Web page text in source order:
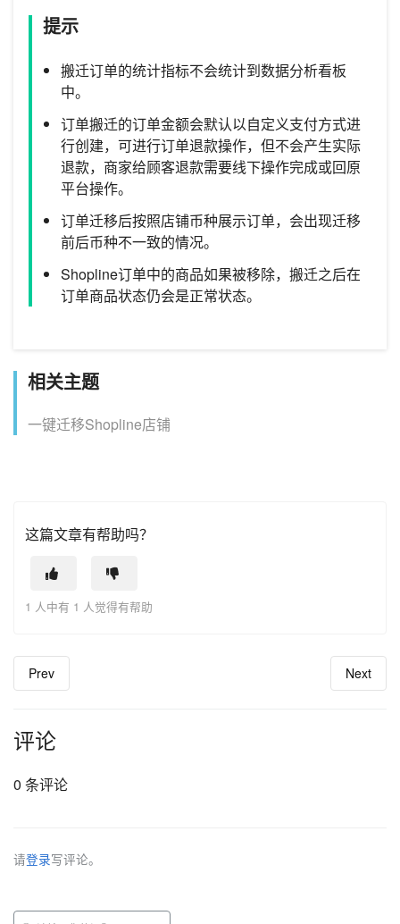
提示
搬迁订单的统计指标不会统计到数据分析看板
中。
订单搬迁的订单金额会默认以自定义支付方式进
行创建，可进行订单退款操作，但不会产生实际
退款，商家给顾客退款需要线下操作完成或回原
平台操作。
订单迁移后按照店铺币种展示订单，会出现迁移
前后币种不一致的情况。
Shopline订单中的商品如果被移除，搬迁之后在
订单商品状态仍会是正常状态。
相关主题
一键迁移Shopline店铺
这篇文章有帮助吗？
1 人中有 1 人觉得有帮助
Prev Next
评论
0 条评论
请登录写评论。